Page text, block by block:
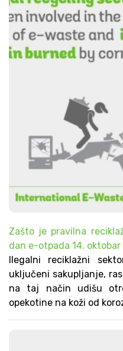
Zašto je pravilna
dan e-otpada 14. oktobar
Ilegalni reciklažni
uključeni sakupljanje,
na taj način udišu
opekotine na koži od